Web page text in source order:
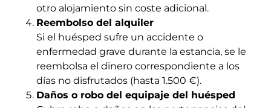
otro alojamiento sin coste adicional.
Reembolso del alquiler
Si el huésped sufre un accidente o
enfermedad grave durante la estancia, se le
reembolsa el dinero correspondiente a los
días no disfrutados (hasta 1.500 €).
Daños o robo del equipaje del huésped